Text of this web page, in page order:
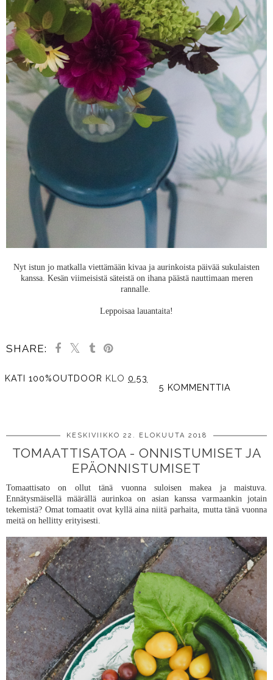
Nyt istun jo matkalla viettämään kivaa ja aurinkoista päivää sukulaisten
kanssa. Kesän viimeisistä säteistä on ihana päästä nauttimaan meren
rannalle.
Leppoisaa lauantaita!
SHARE:
KATI 100%OUTDOOR KLO 0.53
5 KOMMENTTIA
KESKIVIIKKO 22. ELOKUUTA 2018
TOMAATTISATOA - ONNISTUMISET JA
EPÄONNISTUMISET
Tomaattisato on ollut tänä vuonna suloisen makea ja maistuva.
Ennätysmäisellä määrällä aurinkoa on asian kanssa varmaankin jotain
tekemistä? Omat tomaatit ovat kyllä aina niitä parhaita, mutta tänä vuonna
meitä on hellitty erityisesti.